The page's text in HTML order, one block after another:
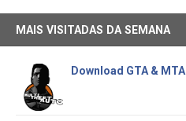
MAIS VISITADAS DA SEMANA
Download GTA & MTA